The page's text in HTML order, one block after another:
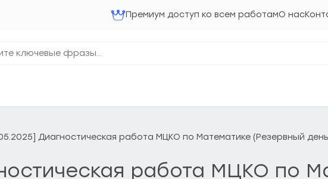
Премиум доступ ко всем работамО нас
Диагностическая работа МЦКО по Математике (Резервный
работа МЦКО по